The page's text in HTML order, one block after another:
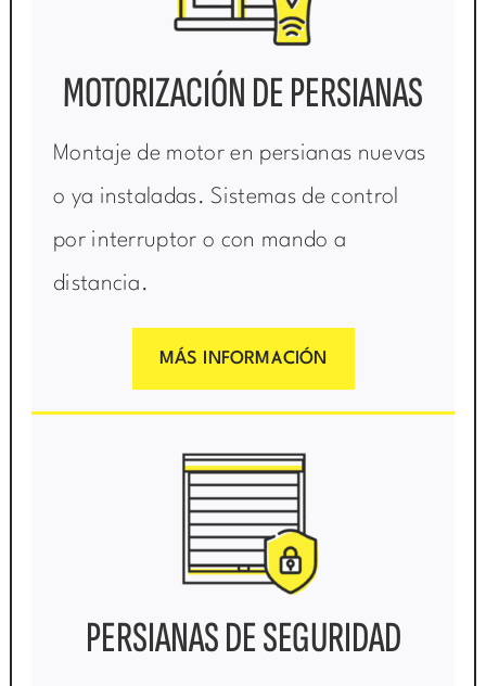
MOTORIZACIÓN DE PERSIANAS
Montaje de motor en persianas nuevas
o ya instaladas. Sistemas de control
por interruptor o con mando a
distancia.
MÁS INFORMACIÓN
PERSIANAS DE SEGURIDAD